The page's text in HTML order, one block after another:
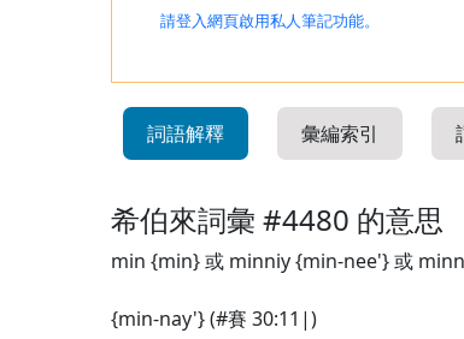
請登入網頁啟用私人筆記功能。
詞語解釋 彙編索引
希伯來詞彙 #4480 的意思
min {min} 或 minniy {min-nee'} 或
{min-nay'} (#賽 30:11|)